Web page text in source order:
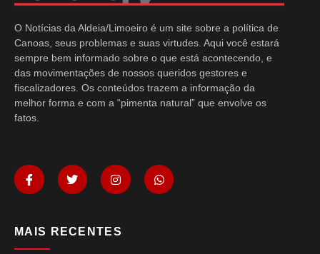
O Notícias da Aldeia/Limoeiro é um site sobre a política de
Canoas, seus problemas e suas virtudes. Aqui você estará
sempre bem informado sobre o que está acontecendo, e
das movimentações de nossos queridos gestores e
fiscalizadores. Os conteúdos trazem a informação da
melhor forma e com a “pimenta natural” que envolve os
fatos.
MAIS RECENTES